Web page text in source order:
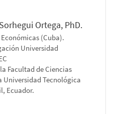
Ortega, PhD.
(Cuba).
Universidad
Facultad de Ciencias
Universidad Tecnológica
Ecuador.